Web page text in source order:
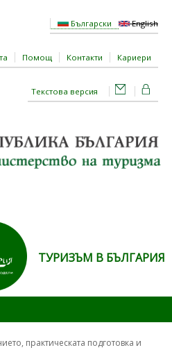
Български English
Помощ Контакти Кариери
Текстова версия
ТУРИЗЪМ В БЪЛГАРИЯ
практическата подготовка и